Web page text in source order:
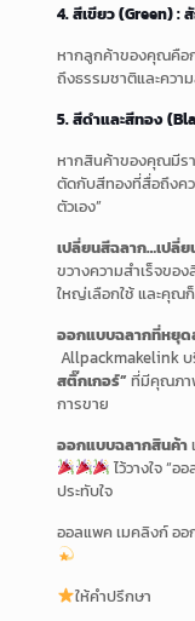
4. สีเขียว (Green)
หากลูกค้าของคุณคือ
ถึงธรรมชาติและควา
5. สีดำและสีทอง
หากสินค้าของคุณมีร
ตัดกับสีทองที่สื่อถึงคว
ตัวเอง”
เปลี่ยนสีฉลาก…เปลี่
ขวางความสำเร็จขอ
ใหญ่เลือกใช้ และคุณ
ออกแบบฉลากที่หยุด
Allpackmakelink บ
สติ๊กเกอร์” ที่มีคุณภา
การขาย
ออกแบบฉลากสินค้า
ไว้วางใจ “
ประทับใจ
ออลแพค เมคลิงก์ อ
ให้คำปรึกษา